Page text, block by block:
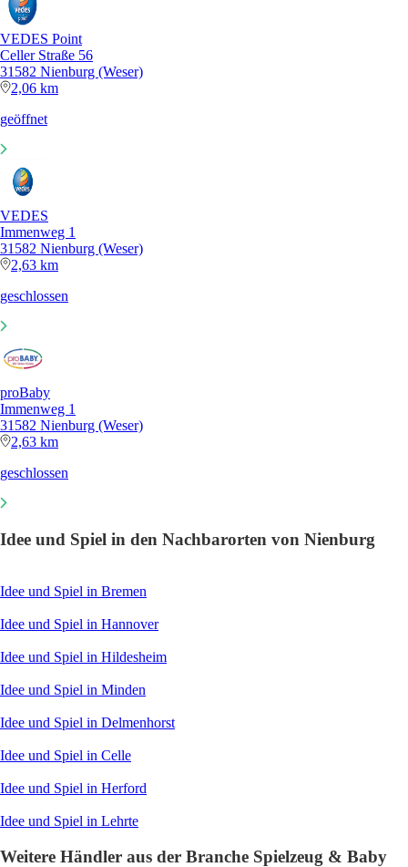
VEDES Point
Celler Straße 56
31582 Nienburg (Weser)
2,06 km
geöffnet
VEDES
Immenweg 1
31582 Nienburg (Weser)
2,63 km
geschlossen
proBaby
Immenweg 1
31582 Nienburg (Weser)
2,63 km
geschlossen
Idee und Spiel in den Nachbarorten von Nienburg
Idee und Spiel in Bremen
Idee und Spiel in Hannover
Idee und Spiel in Hildesheim
Idee und Spiel in Minden
Idee und Spiel in Delmenhorst
Idee und Spiel in Celle
Idee und Spiel in Herford
Idee und Spiel in Lehrte
Weitere Händler aus der Branche Spielzeug & Baby